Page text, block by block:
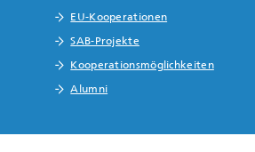
EU-Kooperationen
SAB-Projekte
Kooperationsmöglichkeiten
Alumni